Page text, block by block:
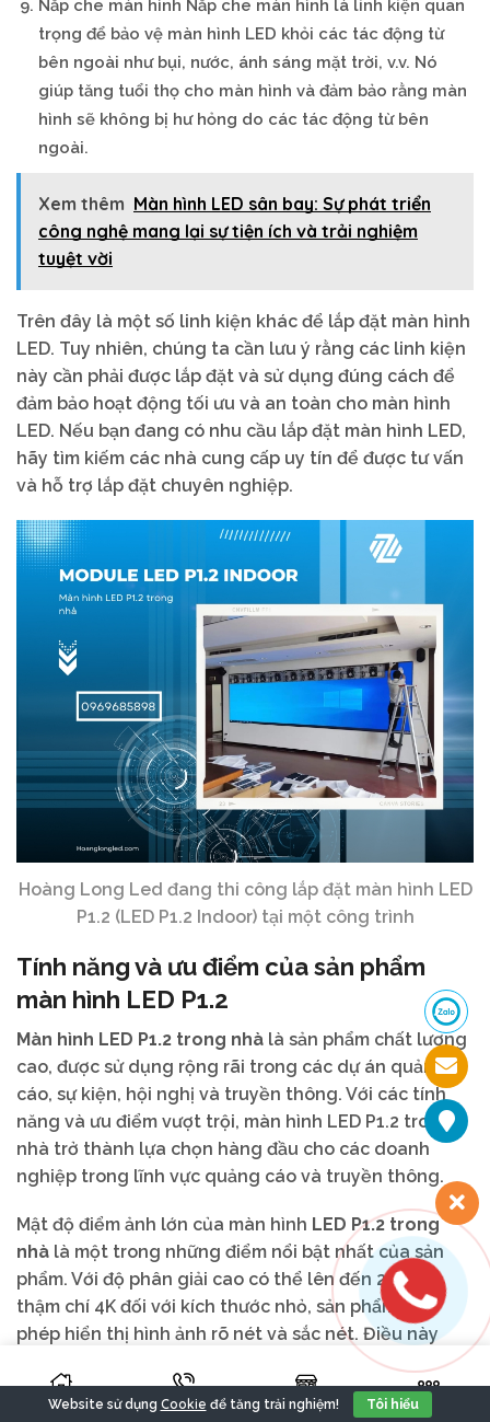
Nắp che màn hình Nắp che màn hình là linh kiện quan
trọng để bảo vệ màn hình LED khỏi các tác động từ
bên ngoài như bụi, nước, ánh sáng mặt trời, v.v. Nó
giúp tăng tuổi thọ cho màn hình và đảm bảo rằng màn
hình sẽ không bị hư hỏng do các tác động từ bên
ngoài.
Xem thêm Màn hình LED sân bay: Sự phát triển
công nghệ mang lại sự tiện ích và trải nghiệm
tuyệt vời
Trên đây là một số linh kiện khác để lắp đặt màn hình
LED. Tuy nhiên, chúng ta cần lưu ý rằng các linh kiện
này cần phải được lắp đặt và sử dụng đúng cách để
đảm bảo hoạt động tối ưu và an toàn cho màn hình
LED. Nếu bạn đang có nhu cầu lắp đặt màn hình LED,
hãy tìm kiếm các nhà cung cấp uy tín để được tư vấn
và hỗ trợ lắp đặt chuyên nghiệp.
Hoàng Long Led đang thi công lắp đặt màn hình LED
P1.2 (LED P1.2 Indoor) tại một công trình
Tính năng và ưu điểm của sản phẩm
màn hình LED P1.2
Màn hình LED P1.2 trong nhà là sản phẩm chất lượng
cao, được sử dụng rộng rãi trong các dự án quảng
cáo, sự kiện, hội nghị và truyền thông. Với các tính
năng và ưu điểm vượt trội, màn hình LED P1.2 trong
nhà trở thành lựa chọn hàng đầu cho các doanh
nghiệp trong lĩnh vực quảng cáo và truyền thông.
Mật độ điểm ảnh lớn của màn hình LED P1.2 trong
nhà là một trong những điểm nổi bật nhất của sản
phẩm. Với độ phân giải cao có thể lên đến 2K hoặc
thậm chí 4K đối với kích thước nhỏ, sản phẩm cho
phép hiển thị hình ảnh rõ nét và sắc nét. Điều này
làm cho màn hình LED P1.2 trong nhà trở thành một
giải pháp lý tưởng cho các dự án đòi hỏi độ phân giải
cao.
Website sử dụng Cookie để tăng trải nghiệm! Tôi hiểu